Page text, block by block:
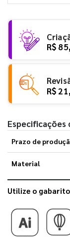
R$
R$
Especificações
Prazo de
Material
Utilize o gabarito